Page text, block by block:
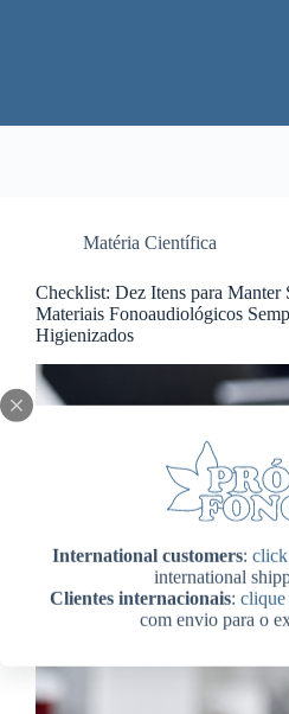
International customers:
international
Clientes internacionais: clique
com envio para o
Matéria Científica
Checklist: Dez Itens para Manter
Materiais Fonoaudiológicos
Higienizados